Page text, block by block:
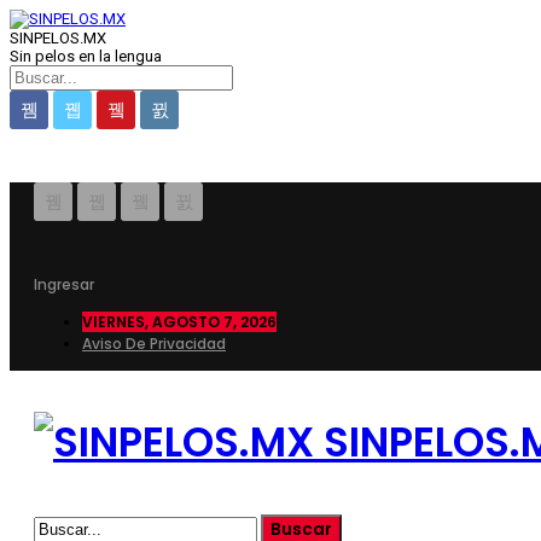
SINPELOS.MX
Sin pelos en la lengua
Ingresar
VIERNES, AGOSTO 7, 2026
Aviso De Privacidad